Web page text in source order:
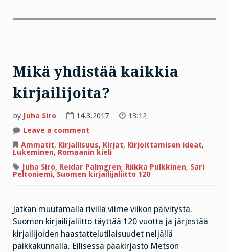
Mikä yhdistää kaikkia
kirjailijoita?
by Juha Siro 14.3.2017
13:12
Leave a comment
yhdistää
kaikkia
Ammatit, Kirjallisuus, Kirjat, Kirjoittamisen ideat,
Lukeminen, Romaanin kieli
Juha Siro, Reidar Palmgren, Riikka Pulkkinen, Sari
Peltoniemi, Suomen kirjailijaliitto 120
Jatkan muutamalla rivillä viime viikon päivitystä.
Suomen kirjailijaliitto täyttää 120 vuotta ja järjestää
kirjailijoiden haastattelutilaisuudet neljällä
paikkakunnalla. Eilisessä pääkirjasto Metson